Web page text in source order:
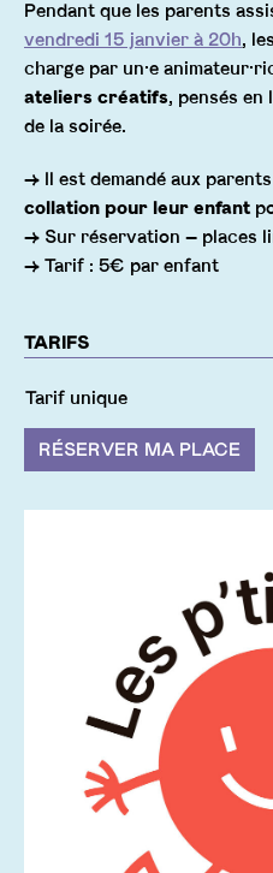
Pendant que les parents
vendredi 15 janvier à 20h,
charge par un·e
ateliers créatifs, pensés en
de la soirée.
→ Il est demandé aux
collation pour leur enfant
→ Sur réservation – places
→ Tarif : 5€ par enfant
TARIFS
Tarif unique
RÉSERVER MA PLACE